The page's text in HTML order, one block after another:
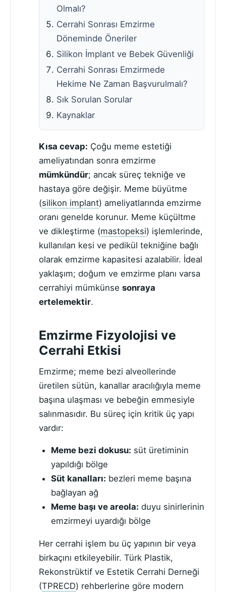
Olmalı?
Cerrahi Sonrası Emzirme
Döneminde Öneriler
Silikon İmplant ve Bebek Güvenliği
Cerrahi Sonrası Emzirmede
Hekime Ne Zaman Başvurulmalı?
Sık Sorulan Sorular
Kaynaklar
Kısa cevap: Çoğu meme estetiği
ameliyatından sonra emzirme
mümkündür; ancak süreç tekniğe ve
hastaya göre değişir. Meme büyütme
(silikon implant) ameliyatlarında emzirme
oranı genelde korunur. Meme küçültme
ve dikleştirme (mastopeksi) işlemlerinde,
kullanılan kesi ve pedikül tekniğine bağlı
olarak emzirme kapasitesi azalabilir. İdeal
yaklaşım; doğum ve emzirme planı varsa
cerrahiyi mümkünse sonraya
ertelemektir.
Emzirme Fizyolojisi ve
Cerrahi Etkisi
Emzirme; meme bezi alveollerinde
üretilen sütün, kanallar aracılığıyla meme
başına ulaşması ve bebeğin emmesiyle
salınmasıdır. Bu süreç için kritik üç yapı
vardır:
Meme bezi dokusu: süt üretiminin
yapıldığı bölge
Süt kanalları: bezleri meme başına
bağlayan ağ
Meme başı ve areola: duyu sinirlerinin
emzirmeyi uyardığı bölge
Her cerrahi işlem bu üç yapının bir veya
birkaçını etkileyebilir. Türk Plastik,
Rekonstrüktif ve Estetik Cerrahi Derneği
(TPRECD) rehberlerine göre modern